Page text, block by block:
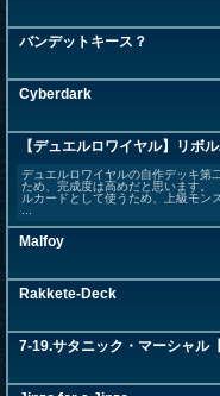
バンデットキース？
Cyberdark
【デュエルロワイヤル】リボ
デュエルロワイヤルの自作デッキ第
ため、完成度は高めだと思います。
ルカードとして使うため、上級モン
...
Malfoy
Rakkete-Deck
7-19.サタニック・マーシャル